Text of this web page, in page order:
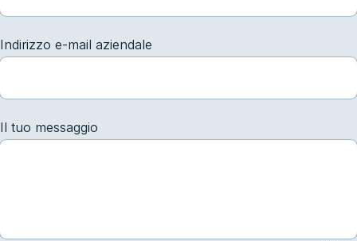
Indirizzo e-mail aziendale
Il tuo messaggio